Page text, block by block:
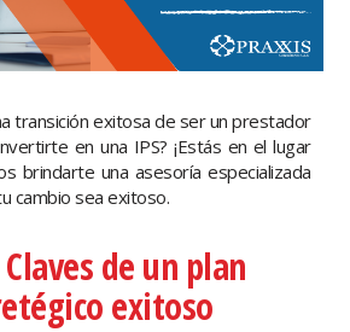
transición exitosa de ser un prestador
en una IPS? ¡Estás en el lugar
brindarte una asesoría especializada
cambio sea exitoso.
de un plan
exitoso